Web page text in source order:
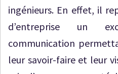
ingénieurs. En effet, il
d’entreprise un
communication
leur savoir-faire et leur